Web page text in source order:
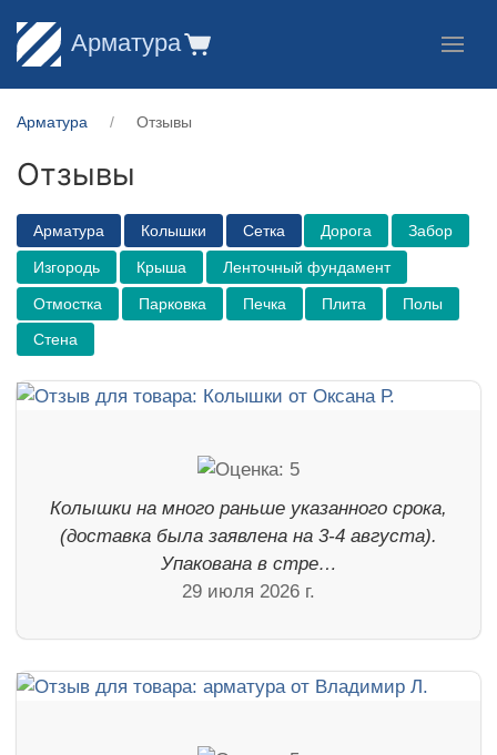
Арматура
Арматура Отзывы
Отзывы
Арматура Колышки Сетка Дорога Забор
Изгородь Крыша Ленточный фундамент
Отмостка Парковка Печка Плита Полы
Стена
Колышки на много раньше указанного срока,
(доставка была заявлена на 3-4 августа).
Упакована в стре…
29 июля 2026 г.